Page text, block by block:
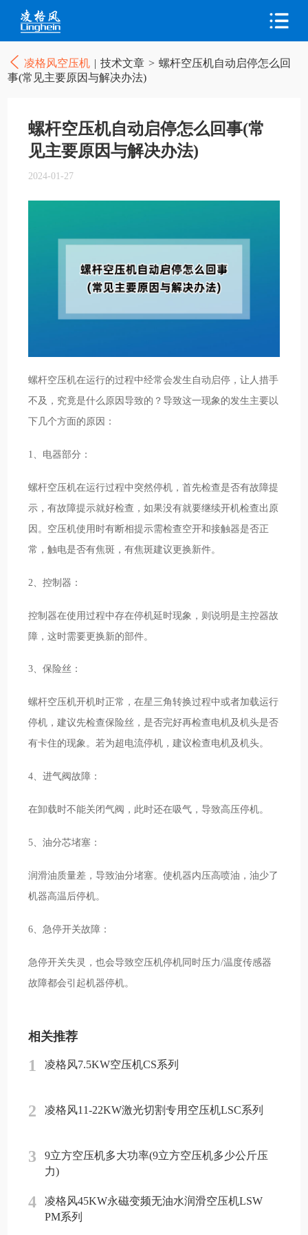
凌格风空压机 | 技术文章 > 螺杆空压机自动启停怎么回
事(常见主要原因与解决办法)
螺杆空压机自动启停怎么回事(常
见主要原因与解决办法)
2024-01-27
螺杆空压机在运行的过程中经常会发生自动启停，让人措手
不及，究竟是什么原因导致的？导致这一现象的发生主要以
下几个方面的原因：
1、电器部分：
螺杆空压机在运行过程中突然停机，首先检查是否有故障提
示，有故障提示就好检查，如果没有就要继续开机检查出原
因。空压机使用时有断相提示需检查空开和接触器是否正
常，触电是否有焦斑，有焦斑建议更换新件。
2、控制器：
控制器在使用过程中存在停机延时现象，则说明是主控器故
障，这时需要更换新的部件。
3、保险丝：
螺杆空压机开机时正常，在星三角转换过程中或者加载运行
停机，建议先检查保险丝，是否完好再检查电机及机头是否
有卡住的现象。若为超电流停机，建议检查电机及机头。
4、进气阀故障：
在卸载时不能关闭气阀，此时还在吸气，导致高压停机。
5、油分芯堵塞：
润滑油质量差，导致油分堵塞。使机器内压高喷油，油少了
机器高温后停机。
6、急停开关故障：
急停开关失灵，也会导致空压机停机同时压力/温度传感器
故障都会引起机器停机。
相关推荐
1 凌格风7.5KW空压机CS系列
2 凌格风11-22KW激光切割专用空压机LSC系列
3
9立方空压机多大功率(9立方空压机多少公斤压
力)
4
凌格风45KW永磁变频无油水润滑空压机LSW
PM系列